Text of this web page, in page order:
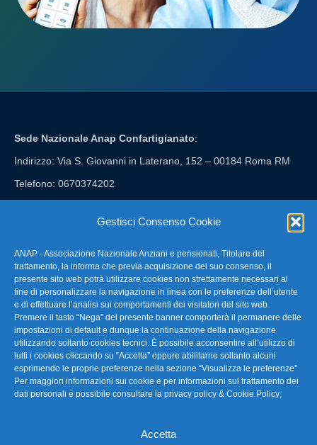
Gestisci Consenso Cookie
ANAP - Associazione Nazionale Anziani e pensionati, Titolare del
trattamento, la informa che previa acquisizione del suo consenso, il
presente sito web potrà utilizzare cookies non strettamente necessari al
fine di personalizzare la navigazione in linea con le preferenze dell’utente
e di effettuare l’analisi sui comportamenti dei visitatori del sito web.
Premere il tasto “Nega” del presente banner comporterà il permanere delle
impostazioni di default e dunque la continuazione della navigazione
utilizzando soltanto cookies tecnici. È possibile acconsentire all’utilizzo di
tutti i cookies cliccando su “Accetta” oppure abilitarne soltanto alcuni
esprimendo le proprie preferenze nella sezione “Visualizza le preferenze”
Per maggiori informazioni sui cookie e per informazioni sul trattamento dei
dati personali è possibile consultare la privacy policy & Cookie Policy;
Accetta
Sede Nazionale Anap Confartigianato:
Indirizzo: Via S. Giovanni in Laterano, 152 – 00184 Roma RM
Telefono: 0670374202
FAQ – Domande Frequenti
La nostra Newsletter
Link Utili
TG Confartigianato
Privacy & Cookie Policy